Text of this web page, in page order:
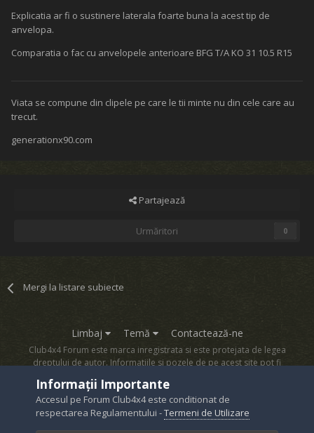
Explicatia ar fi o sustinere laterala foarte buna la acest tip de
anvelopa.
Comparatia o fac cu anvelopele anterioare BFG T/A KO 31 10.5 R15
Viata se compune din clipele pe care le tii minte nu din cele care au
trecut.
generationx90.com
Partajează
Urmăritori 0
Mergi la listare subiecte
Limbaj Temă Contactează-ne
Club4x4 Forum este marca inregistrata si este protejata de legea
dreptului de autor. Informatiile si pozele de pe acest site pot fi
Powered by Invision Community
Informații Importante
Accesul pe Forum Club4x4 este conditionat de
respectarea Regulamentului -Termeni de Utilizare